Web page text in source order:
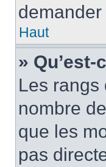
Haut
»
Les rangs
nombre
que les
pas